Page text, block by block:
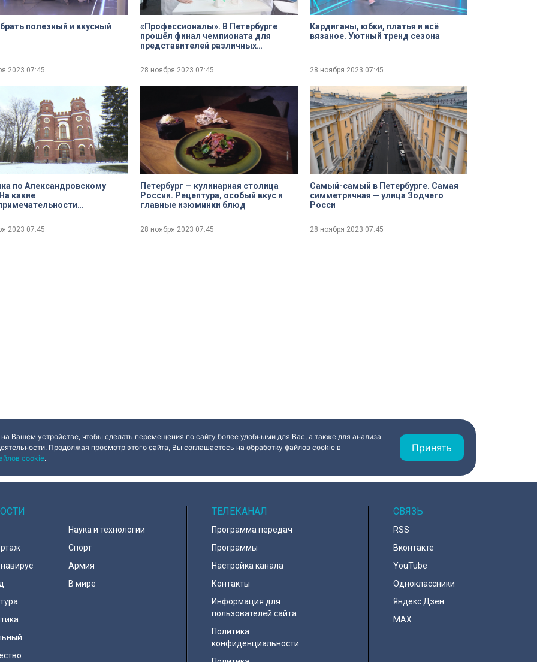
полезный и вкусный
2023 07:45
«Профессионалы». В Петербурге
прошёл финал чемпионата для
представителей различных
28 ноября 2023 07:45
Кардиганы, юбки, платья и всё
вязаное. Уютный тренд сезона
28 ноября 2023 07:45
по Александровскому
какие
внимание?
2023 07:45
Петербург — кулинарная столица
России. Рецептура, особый вкус и
главные изюминки блюд
28 ноября 2023 07:45
Самый-самый в Петербурге. Самая
симметричная — улица Зодчего
Росси
28 ноября 2023 07:45
Вашем устройстве, чтобы сделать перемещения по сайту более удобными для Вас, а также для анализа
Продолжая просмотр этого сайта, Вы соглашаетесь на обработку файлов cookie в
cookie.
Принять
Наука и технологии
Спорт
Армия
В мире
ТЕЛЕКАНАЛ
Программа передач
Программы
Настройка канала
Контакты
Информация для
пользователей сайта
Политика
конфиденциальности
СВЯЗЬ
RSS
Вконтакте
YouTube
Одноклассники
Яндекс.Дзен
MAX